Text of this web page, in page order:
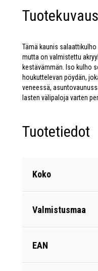
Tuotekuvaus
Tämä kaunis
mutta on valmistettu
kestävämmän. Iso kulho
houkuttelevan pöydän,
veneessä,
lasten välipaloja varten
Tuotetiedot
Koko
Valmistusmaa
EAN